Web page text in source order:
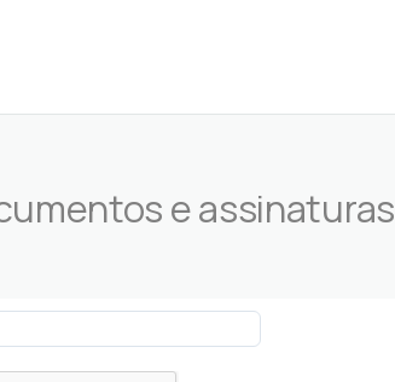
e assinaturas